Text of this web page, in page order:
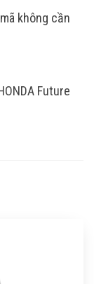
không cần
Future